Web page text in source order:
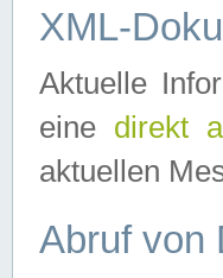
XML-
Aktuelle
eine direkt
aktuellen
Abruf von